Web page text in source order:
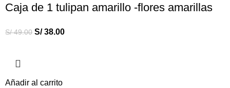
Caja de 1 tulipan amarillo -flores amarillas
S/49.00 S/38.00
Añadir al carrito